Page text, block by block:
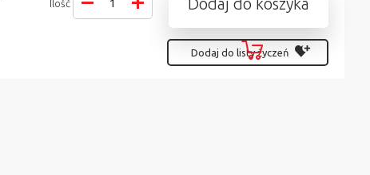
Ilość
Dodaj do listy życzeń